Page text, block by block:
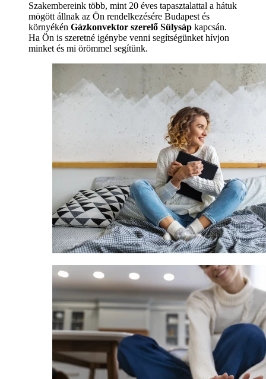
Szakembereink több, mint 20 éves tapasztalattal a hátuk
mögött állnak az Ön rendelkezésére Budapest és
környékén Gázkonvektor szerelő Sülysáp kapcsán.
Ha Ön is szeretné igénybe venni segítségünket hívjon
minket és mi örömmel segítünk.